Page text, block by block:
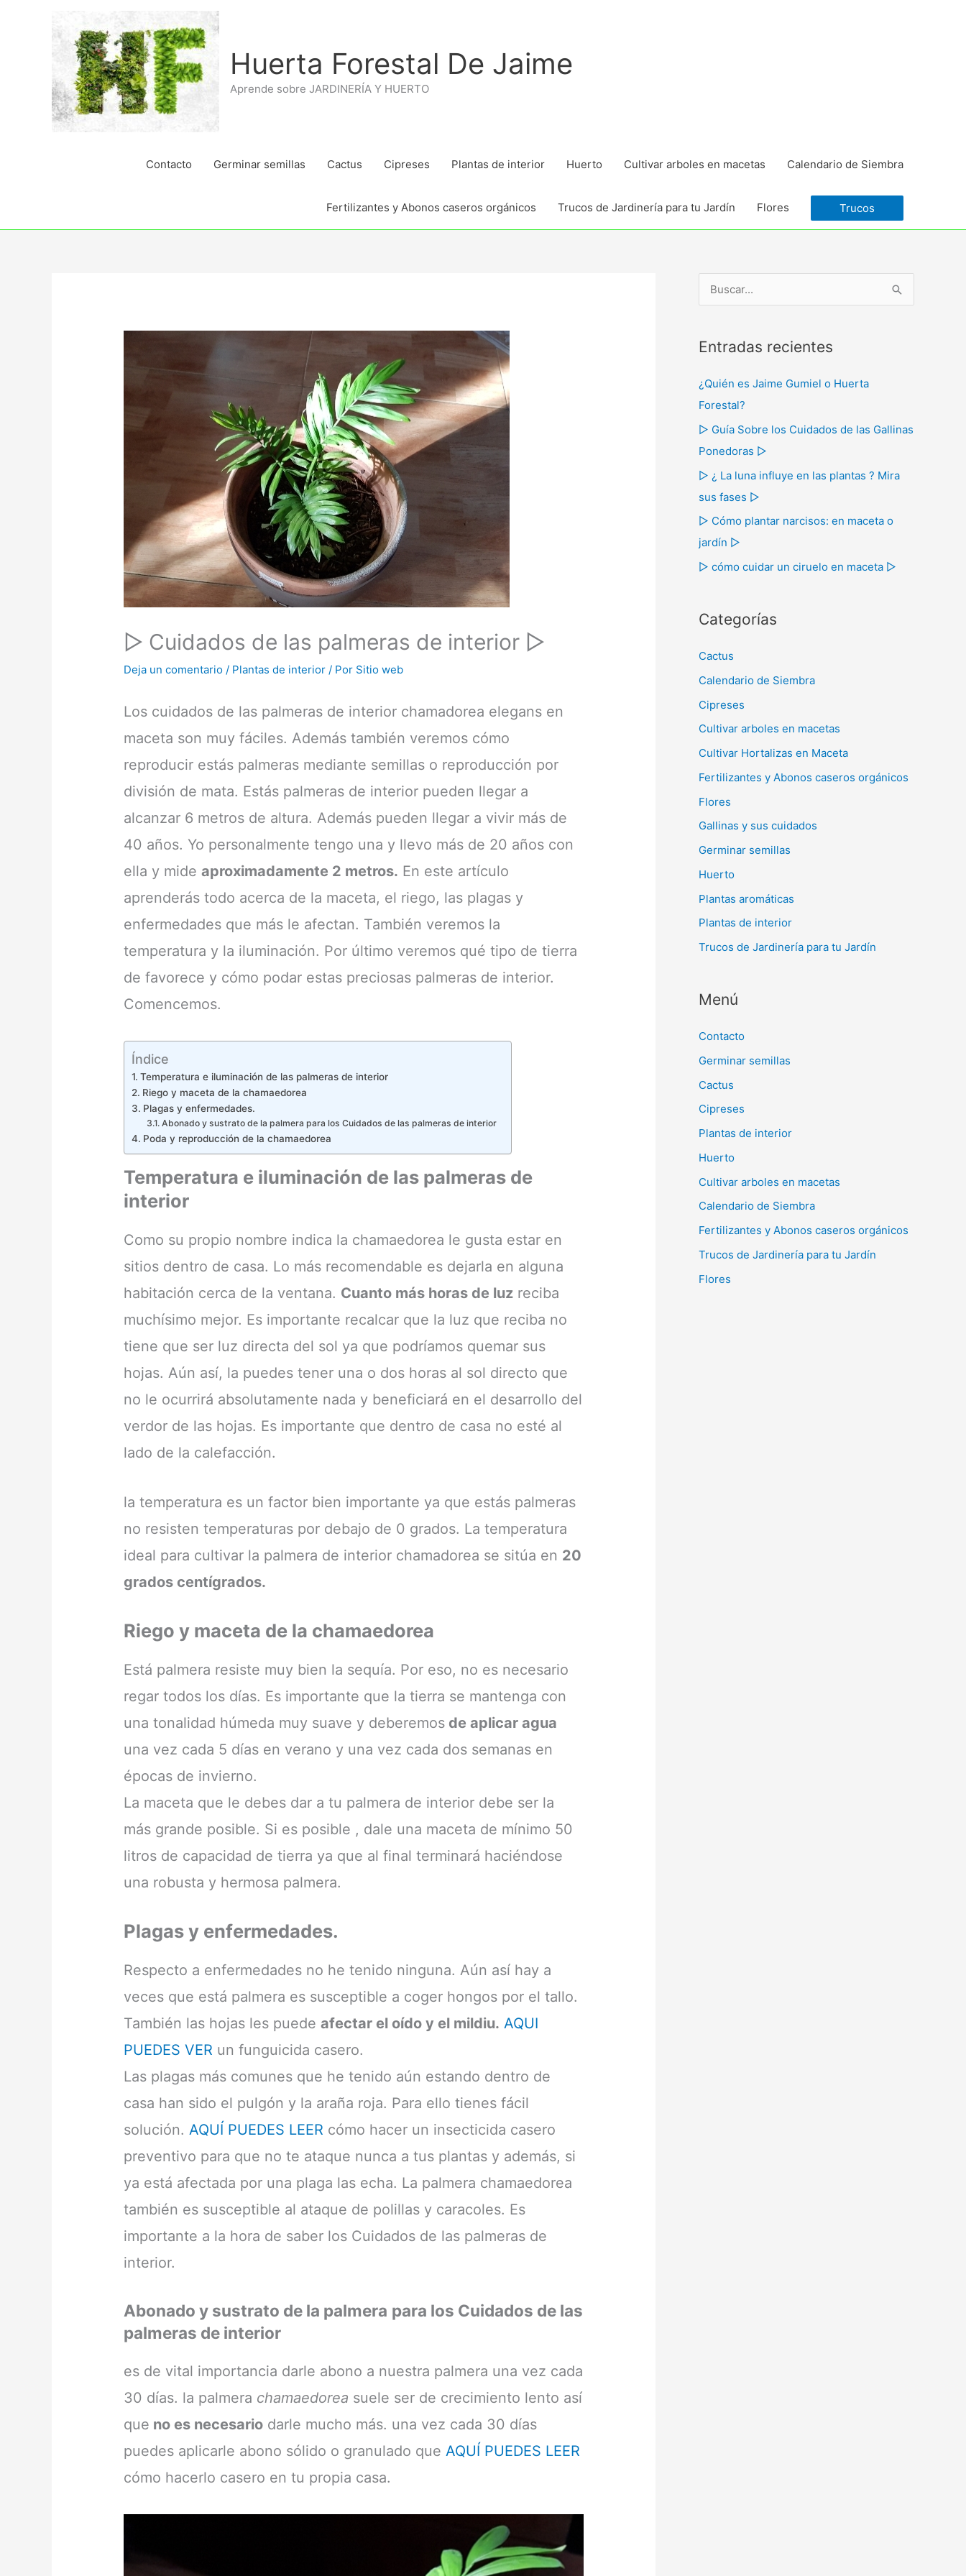
Huerta Forestal De Jaime
Aprende sobre JARDINERÍA Y HUERTO
Contacto Germinar semillas Cactus Cipreses Plantas de interior Huerto Cultivar arboles en macetas Calendario de Siembra
Fertilizantes y Abonos caseros orgánicos Trucos de Jardinería para tu Jardín Flores Trucos
▷ Cuidados de las palmeras de interior ▷
Deja un comentario / Plantas de interior / Por Sitio web
Los cuidados de las palmeras de interior chamadorea elegans en
maceta son muy fáciles. Además también veremos cómo
reproducir estás palmeras mediante semillas o reproducción por
división de mata. Estás palmeras de interior pueden llegar a
alcanzar 6 metros de altura. Además pueden llegar a vivir más de
40 años. Yo personalmente tengo una y llevo más de 20 años con
ella y mideaproximadamente 2 metros. En este artículo
aprenderás todo acerca de la maceta, el riego, las plagas y
enfermedades que más le afectan. También veremos la
temperatura y la iluminación. Por último veremos qué tipo de tierra
de favorece y cómo podar estas preciosas palmeras de interior.
Comencemos.
Índice
Temperatura e iluminación de las palmeras de interior
Riego y maceta de la chamaedorea
Plagas y enfermedades.
Abonado y sustrato de la palmera para los Cuidados de las palmeras de interior
Poda y reproducción de la chamaedorea
Temperatura e iluminación de las palmeras de
interior
Como su propio nombre indica la chamaedorea le gusta estar en
sitios dentro de casa. Lo más recomendable es dejarla en alguna
habitación cerca de la ventana. Cuanto más horas de luz reciba
muchísimo mejor. Es importante recalcar que la luz que reciba no
tiene que ser luz directa del sol ya que podríamos quemar sus
hojas. Aún así, la puedes tener una o dos horas al sol directo que
no le ocurrirá absolutamente nada y beneficiará en el desarrollo del
verdor de las hojas. Es importante que dentro de casa no esté al
lado de la calefacción.
la temperatura es un factor bien importante ya que estás palmeras
no resisten temperaturas por debajo de 0 grados. La temperatura
ideal para cultivar la palmera de interior chamadorea se sitúa en 20
grados centígrados.
Riego y maceta de la chamaedorea
Está palmera resiste muy bien la sequía. Por eso, no es necesario
regar todos los días. Es importante que la tierra se mantenga con
una tonalidad húmeda muy suave y deberemos de aplicar agua
una vez cada 5 días en verano y una vez cada dos semanas en
épocas de invierno.
La maceta que le debes dar a tu palmera de interior debe ser la
más grande posible. Si es posible , dale una maceta de mínimo 50
litros de capacidad de tierra ya que al final terminará haciéndose
una robusta y hermosa palmera.
Plagas y enfermedades.
Respecto a enfermedades no he tenido ninguna. Aún así hay a
veces que está palmera es susceptible a coger hongos por el tallo.
También las hojas les puedeafectar el oído y el mildiu. AQUI
PUEDES VER un funguicida casero.
Las plagas más comunes que he tenido aún estando dentro de
casa han sido el pulgón y la araña roja. Para ello tienes fácil
solución.AQUÍ PUEDES LEER cómo hacer un insecticida casero
preventivo para que no te ataque nunca a tus plantas y además, si
ya está afectada por una plaga las echa. La palmera chamaedorea
también es susceptible al ataque de polillas y caracoles. Es
importante a la hora de saber los Cuidados de las palmeras de
interior.
Abonado y sustrato de la palmera para los Cuidados de las
palmeras de interior
es de vital importancia darle abono a nuestra palmera una vez cada
30 días. la palmera chamaedorea suele ser de crecimiento lento así
que no es necesario darle mucho más. una vez cada 30 días
puedes aplicarle abono sólido o granulado queAQUÍ PUEDES LEER
cómo hacerlo casero en tu propia casa.
u
c
r
p
o
r
:
Entradas recientes
¿Quién es Jaime Gumiel o Huerta
Forestal?
▷ Guía Sobre los Cuidados de las Gallinas
Ponedoras ▷
▷ ¿ La luna influye en las plantas ? Mira
sus fases ▷
▷ Cómo plantar narcisos: en maceta o
jardín ▷
▷ cómo cuidar un ciruelo en maceta ▷
Categorías
Cactus
Calendario de Siembra
Cipreses
Cultivar arboles en macetas
Cultivar Hortalizas en Maceta
Fertilizantes y Abonos caseros orgánicos
Flores
Gallinas y sus cuidados
Germinar semillas
Huerto
Plantas aromáticas
Plantas de interior
Trucos de Jardinería para tu Jardín
Menú
Contacto
Germinar semillas
Cactus
Cipreses
Plantas de interior
Huerto
Cultivar arboles en macetas
Calendario de Siembra
Fertilizantes y Abonos caseros orgánicos
Trucos de Jardinería para tu Jardín
Flores